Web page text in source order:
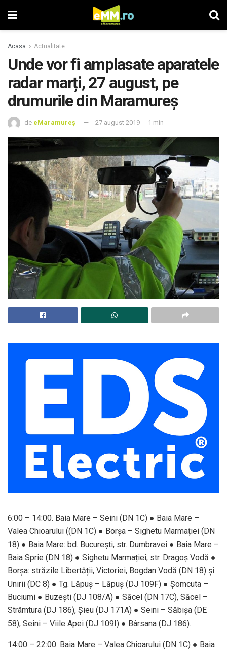
Acasa Actualitate
Unde vor fi amplasate aparatele
radar marți, 27 august, pe
drumurile din Maramureș
de eMaramureș 27 august 2019 1 min
6:00 – 14:00. Baia Mare – Seini (DN 1C) ● Baia Mare –
Valea Chioarului ((DN 1C) ● Borșa – Sighetu Marmației (DN
18) ● Baia Mare: bd. București, str. Dumbravei ● Baia Mare –
Baia Sprie (DN 18) ● Sighetu Marmației, str. Dragoș Vodă ●
Borșa: străzile Libertății, Victoriei, Bogdan Vodă (DN 18) și
Unirii (DC 8) ● Tg. Lăpuș – Lăpuș (DJ 109F) ● Șomcuta –
Buciumi ● Buzești (DJ 108/A) ● Săcel (DN 17C), Săcel –
Strâmtura (DJ 186), Şieu (DJ 171A) ● Seini – Săbișa (DE
58), Seini – Viile Apei (DJ 109I) ● Bârsana (DJ 186).
14:00 – 22:00. Baia Mare – Valea Chioarului (DN 1C) ● Baia